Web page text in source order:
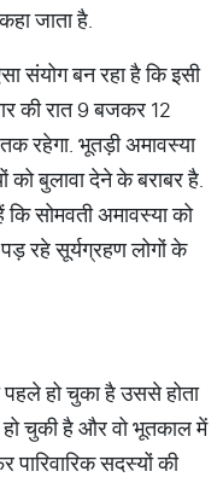
जाता है.
संयोग बन रहा है कि इसी
की रात 9 बजकर 12
रहेगा. भूतड़ी अमावस्या
को बुलावा देने के बराबर है.
कि सोमवती अमावस्या को
रहे सूर्यग्रहण लोगों के
हो चुका है उससे होता
चुकी है और वो भूतकाल में
सदस्यों की